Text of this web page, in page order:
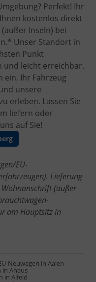
Perfekt! Ihr
kostenlos direkt
Inseln) bei
Unser Standort in
Punkt
und leicht erreichbar.
ein, Ihr Fahrzeug
unsere
erleben. Lassen Sie
liefern oder
auf Sie!
EU-
Lieferung
(außer
am Hauptsitz in
Neuwagen in Aalen
in Ahaus
in Alfeld